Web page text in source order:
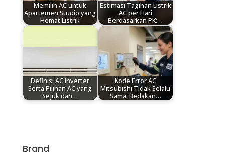
Memilih AC untuk
Apartemen Studio yang
Hemat Listrik
Estimasi Tagihan Listrik
AC per Hari
Berdasarkan PK:…
Definisi AC Inverter
Serta Pilihan AC yang
Sejuk dan…
Kode Error AC
Mitsubishi Tidak Selalu
Sama: Bedakan…
Brand